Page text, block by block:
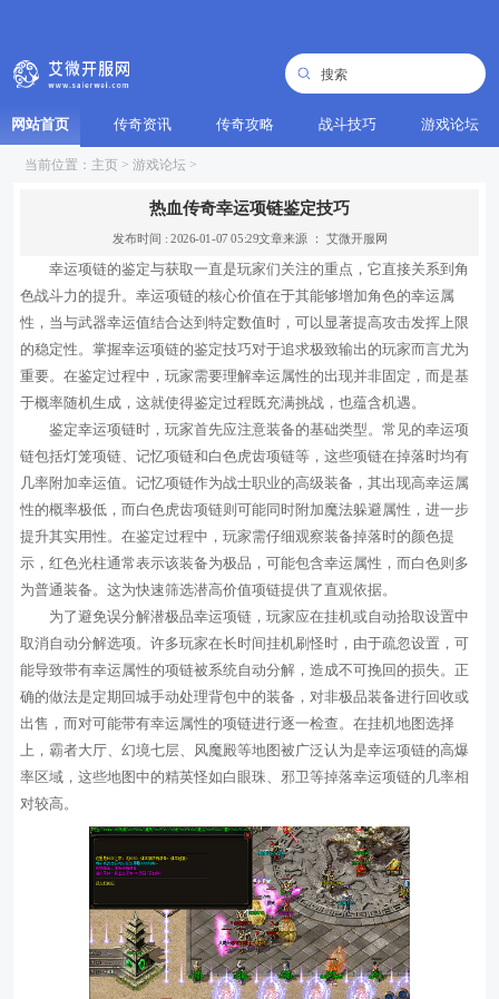
网站首页 传奇资讯 传奇攻略 战斗技巧 游戏论坛
当前位置： 主页 > 游戏论坛 >
热血传奇幸运项链鉴定技巧
发布时间 : 2026-01-07 05:29文章来源 ： 艾微开服网
幸运项链的鉴定与获取一直是玩家们关注的重点，它直接关系到角
色战斗力的提升。幸运项链的核心价值在于其能够增加角色的幸运属
性，当与武器幸运值结合达到特定数值时，可以显著提高攻击发挥上限
的稳定性。掌握幸运项链的鉴定技巧对于追求极致输出的玩家而言尤为
重要。在鉴定过程中，玩家需要理解幸运属性的出现并非固定，而是基
于概率随机生成，这就使得鉴定过程既充满挑战，也蕴含机遇。
鉴定幸运项链时，玩家首先应注意装备的基础类型。常见的幸运项
链包括灯笼项链、记忆项链和白色虎齿项链等，这些项链在掉落时均有
几率附加幸运值。记忆项链作为战士职业的高级装备，其出现高幸运属
性的概率极低，而白色虎齿项链则可能同时附加魔法躲避属性，进一步
提升其实用性。在鉴定过程中，玩家需仔细观察装备掉落时的颜色提
示，红色光柱通常表示该装备为极品，可能包含幸运属性，而白色则多
为普通装备。这为快速筛选潜高价值项链提供了直观依据。
为了避免误分解潜极品幸运项链，玩家应在挂机或自动拾取设置中
取消自动分解选项。许多玩家在长时间挂机刷怪时，由于疏忽设置，可
能导致带有幸运属性的项链被系统自动分解，造成不可挽回的损失。正
确的做法是定期回城手动处理背包中的装备，对非极品装备进行回收或
出售，而对可能带有幸运属性的项链进行逐一检查。在挂机地图选择
上，霸者大厅、幻境七层、风魔殿等地图被广泛认为是幸运项链的高爆
率区域，这些地图中的精英怪如白眼珠、邪卫等掉落幸运项链的几率相
对较高。